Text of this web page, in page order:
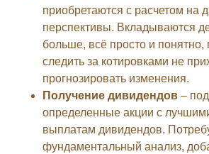
приобретаются с расчетом на
перспективы. Вкладываются
больше, всё просто и понятно,
следить за котировками не
прогнозировать изменения.
Получение дивидендов –
определенные акции с
выплатам дивидендов.
фундаментальный анализ,